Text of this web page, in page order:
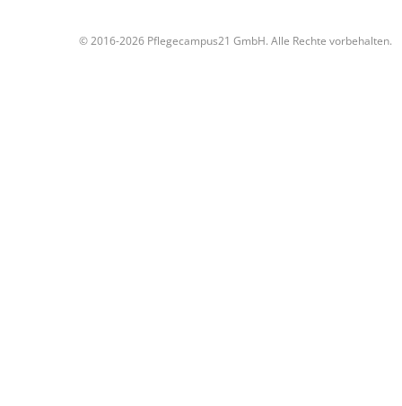
© 2016-2026 Pflegecampus21 GmbH. Alle Rechte vorbehalten.